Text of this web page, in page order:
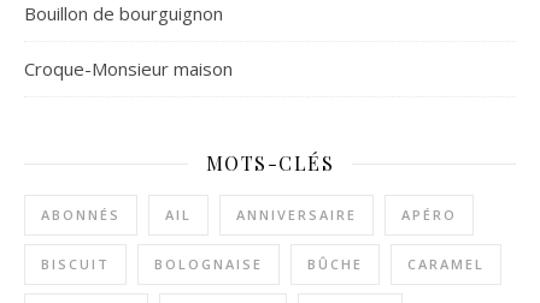
Bouillon de bourguignon
Croque-Monsieur maison
MOTS-CLÉS
ABONNÉS AIL ANNIVERSAIRE APÉRO
BISCUIT BOLOGNAISE BÛCHE CARAMEL